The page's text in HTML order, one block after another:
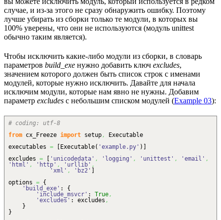
случае, и из-за этого не сразу обнаружить ошибку. Поэтому
лучше убирать из сборки только те модули, в которых вы
100% уверены, что они не используются (модуль unittest
обычно таким является).
Чтобы исключить какие-либо модули из сборки, в словарь
параметров build_exe нужно добавить ключ excludes,
значением которого должен быть список строк с именами
модулей, которые нужно исключить. Давайте для начала
исключим модули, которые нам явно не нужны. Добавим
параметр excludes с небольшим списком модулей (Example 03):
# coding: utf-8
from cx_Freeze import setup,
Executable
executables = Executable( 'example.py' )
excludes = 'unicodedata' , 'logging' , 'unittest' , 'email' ,
'html' , 'http' , 'urllib' ,
'xml' , 'bz2'
options = {
'build_exe' : {
'include_msvcr' : True,
'excludes' : excludes ,
}
}